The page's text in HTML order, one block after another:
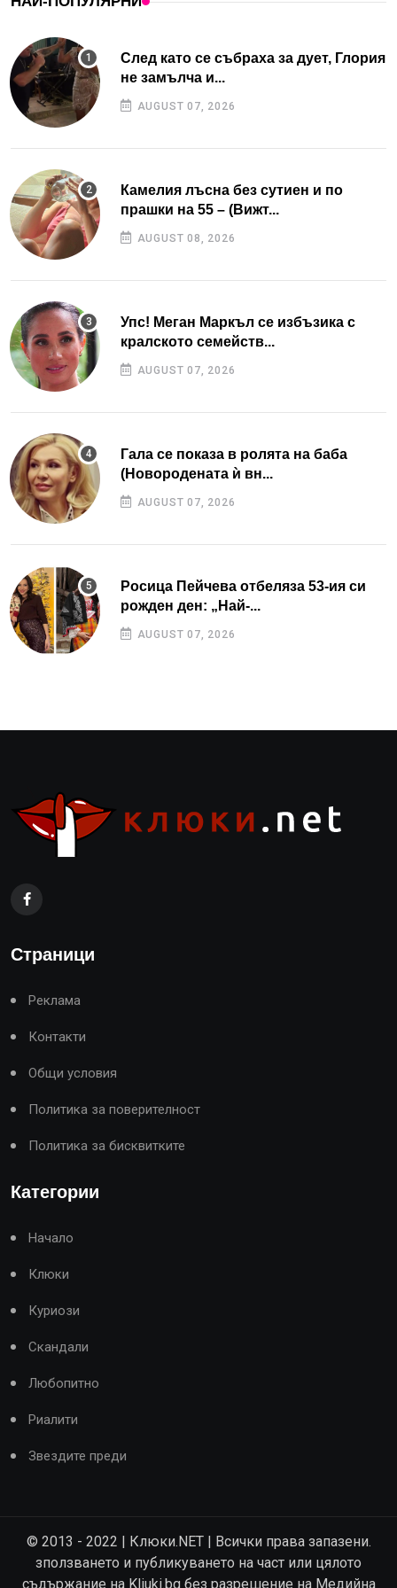
След като се събраха за дует, Глория
не замълча и...
AUGUST 07, 2026
Камелия лъсна без сутиен и по
прашки на 55 – (Вижт...
AUGUST 08, 2026
Упс! Меган Маркъл се избъзика с
кралското семейств...
AUGUST 07, 2026
Гала се показа в ролята на баба
(Новородената ѝ вн...
AUGUST 07, 2026
Росица Пейчева отбеляза 53-ия си
рожден ден: „Най-...
AUGUST 07, 2026
Страници
Реклама
Контакти
Общи условия
Политика за поверителност
Политика за бисквитките
Категории
Начало
Клюки
Куриози
Скандали
Любопитно
Риалити
Звездите преди
© 2013 - 2022 | Клюки.NET | Всички права запазени.
зползването и публикуването на част или цялото
съдържание на Kliuki.bg без разрешение на Медийна